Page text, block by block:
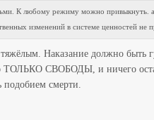
К любому режиму можно привыкнуть.
изменений в системе ценностей не
Наказание должно быть
ТОЛЬКО СВОБОДЫ, и ничего
смерти.